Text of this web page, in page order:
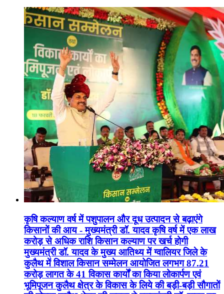
कृषि कल्याण वर्ष में पशुपालन और दूध उत्पादन से बढ़ाएंगे
किसानों की आय - मुख्यमंत्री डॉ. यादव कृषि वर्ष में एक लाख
करोड़ से अधिक राशि किसान कल्याण पर खर्च होगी
मुख्यमंत्री डॉ. यादव के मुख्य आतिथ्य में ग्वालियर जिले के
कुलैथ में विशाल किसान सम्मेलन आयोजित लगभग 87.21
करोड़ लागत के 41 विकास कार्यों का किया लोकार्पण एवं
भूमिपूजन कुलैथ क्षेत्र के विकास के लिये की बड़ी-बड़ी सौगातों